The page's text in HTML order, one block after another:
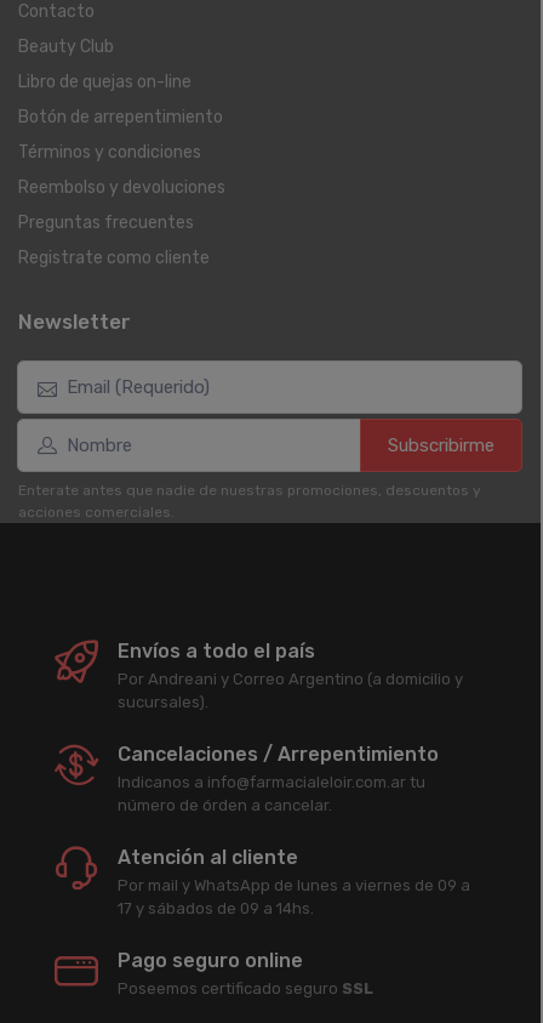
Contacto
Beauty Club
Libro de quejas on-line
Botón de arrepentimiento
Términos y condiciones
Reembolso y devoluciones
Preguntas frecuentes
Registrate como cliente
Newsletter
Subscribirme
Enterate antes que nadie de nuestras promociones, descuentos y
acciones comerciales.
Envíos a todo el país
Por Andreani y Correo Argentino (a domicilio y
sucursales).
Cancelaciones / Arrepentimiento
Indicanos a info@farmacialeloir.com.ar tu
número de órden a cancelar.
Atención al cliente
Por mail y WhatsApp de lunes a viernes de 09 a
17 y sábados de 09 a 14hs.
Pago seguro online
Poseemos certificado seguro SSL